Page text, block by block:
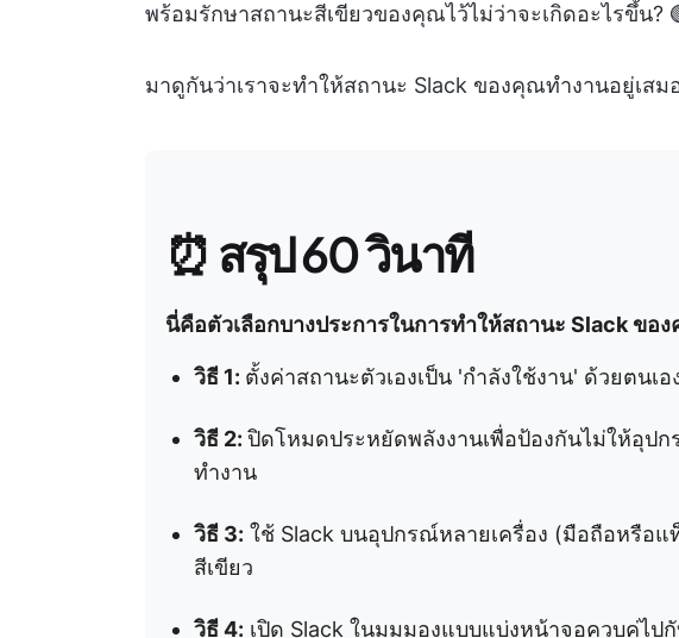
พร้อมรักษาสถานะสีเขียวของคุณไว้ไม่ว่าจะเกิดอะไรขึ้น?
มาดูกันว่าเราจะทำให้สถานะ Slack ของคุณทำงานอยู่เสม
⏰ สรุป 60 วินาที
นี่คือตัวเลือกบางประการในการทำให้สถานะ Slack ขอ
วิธี 1: ตั้งค่าสถานะตัวเองเป็น 'กำลังใช้งาน' ด้วยตนเ
วิธี 2: ปิดโหมดประหยัดพลังงานเพื่อป้องกันไม่ให้อุป
ทำงาน
วิธี 3: ใช้ Slack บนอุปกรณ์หลายเครื่อง (มือถือหรือแ
สีเขียว
วิธี 4: เปิด Slack ในมุมมองแบบแบ่งหน้าจอควบคู่ไป